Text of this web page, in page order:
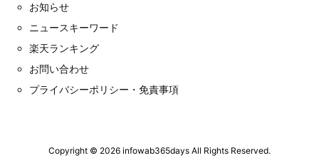
お知らせ
ニュースキーワード
楽天ランキング
お問い合わせ
プライバシーポリシー・免責事項
Copyright © 2026 infowab365days All Rights Reserved.